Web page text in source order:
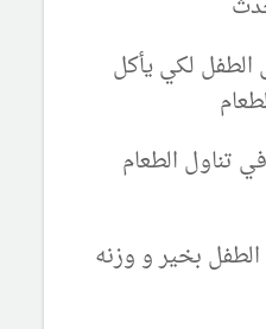
لكي يأكل
تناول الطعام
بخير و وزنه